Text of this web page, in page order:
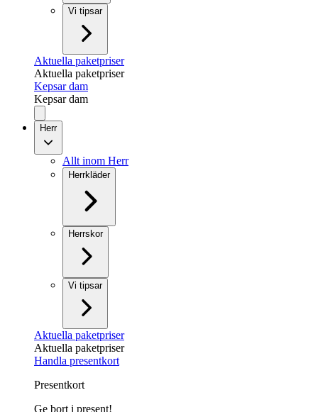
Vi tipsar
Aktuella paketpriser
Aktuella paketpriser
Kepsar dam
Kepsar dam
Herr
Allt inom Herr
Herrkläder
Herrskor
Vi tipsar
Aktuella paketpriser
Aktuella paketpriser
Handla presentkort
Presentkort
Ge bort i present!